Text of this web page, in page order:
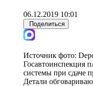
06.12.2019 10:01
Поделиться
Источник фото:
Госавтоинспекция
системы при сдаче
Детали